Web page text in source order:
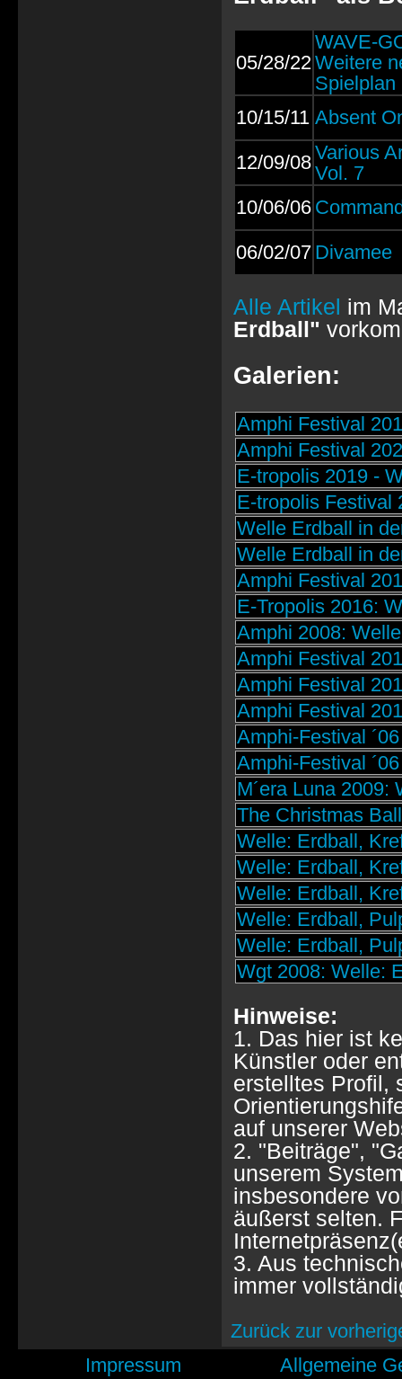
05/28/22
WAVE-
Weitere
Spielplan
10/15/11 Absent
12/09/08Various
Vol. 7
10/06/06
06/02/07 Divamee
Alle Artikel im
Erdball"
Galerien:
Amphi Festival
Amphi Festival
E-tropolis 2019 -
E-tropolis Festival
Welle Erdball in
Welle Erdball in
Amphi Festival
E-Tropolis 2016:
Amphi 2008:
Amphi Festival
Amphi Festival
Amphi Festival
Amphi-Festival
Amphi-Festival
M´era Luna 2009:
The Christmas
Welle: Erdball,
Welle: Erdball,
Welle: Erdball,
Welle: Erdball,
Welle: Erdball,
Wgt 2008: Welle:
Hinweise:
1. Das hier ist
Künstler oder
erstelltes Profil,
auf unserer
2. "Beiträge",
unserem
insbesondere
äußerst selten.
3. Aus
immer
Zurück zur
Impressum
Allgemeine